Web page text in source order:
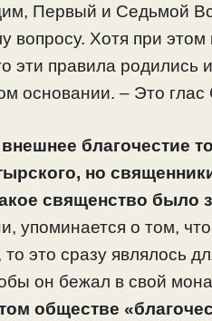
Первый и Седьмой
вопросу. Хотя при этом
эти правила
основании. – Это
благочестие
но
священство было
упоминается о том,
то это сразу являлось
он бежал в свой
обществе